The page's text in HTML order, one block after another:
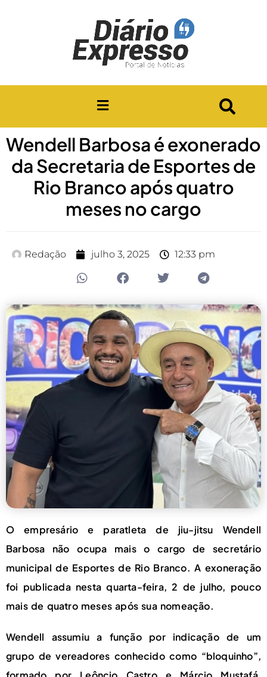
Wendell Barbosa é exonerado
da Secretaria de Esportes de
Rio Branco após quatro
meses no cargo
Redação julho 3, 2025 12:33 pm
O empresário e paratleta de jiu-jitsu Wendell
Barbosa não ocupa mais o cargo de secretário
municipal de Esportes de Rio Branco. A exoneração
foi publicada nesta quarta-feira, 2 de julho, pouco
mais de quatro meses após sua nomeação.
Wendell assumiu a função por indicação de um
grupo de vereadores conhecido como “bloquinho”,